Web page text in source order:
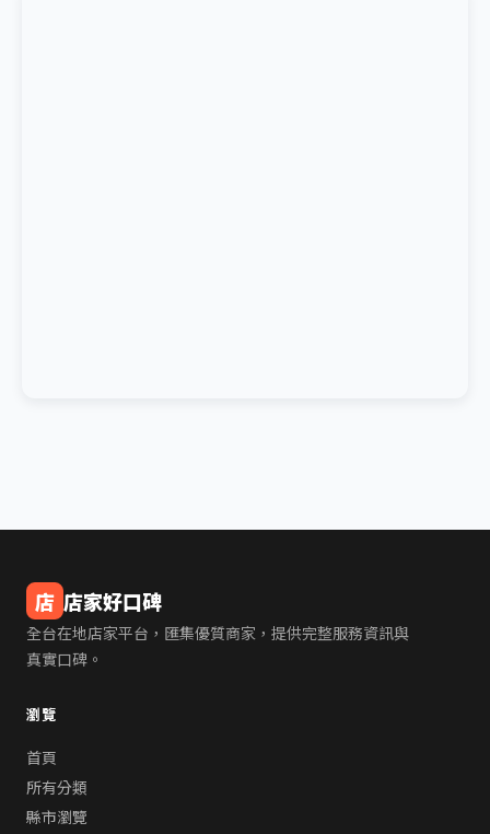
店 店家好口碑
全台在地店家平台，匯集優質商家，提供完整服務資訊與
真實口碑。
瀏覽
首頁
所有分類
縣市瀏覽